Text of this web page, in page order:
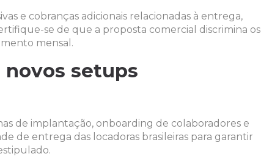
e cobranças adicionais relacionadas à entrega,
se de que a proposta comercial discrimina os
mensal.
novos setups
de implantação, onboarding de colaboradores e
de entrega das locadoras brasileiras para garantir